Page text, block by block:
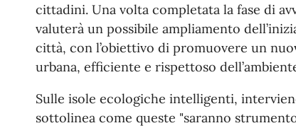
cittadini. Una volta completata la fase di
valuterà un possibile ampliamento
città, con l’obiettivo di promuovere un
urbana, efficiente e rispettoso
Sulle isole ecologiche intelligenti,
sottolinea come queste "saranno